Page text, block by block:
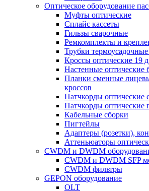
Оптическое оборудование
Муфты оптические
Сплайс кассеты
Гильзы сварочные
Ремкомплекты и
Трубки
Кроссы оптические 19
Настенные оптические
Планки сменные
кроссов
Патчкорды оптические
Патчкорды оптические
Кабельные сборки
Пигтейлы
Адаптеры (розетки),
Аттеньюаторы
CWDM и DWDM
CWDM и DWDM SFP
CWDM фильтры
GEPON оборудование
OLT